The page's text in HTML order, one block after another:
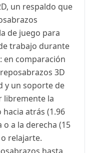
un respaldo que
de juego para
trabajo durante
en comparación
3D
y un soporte de
libremente la
atrás (1.96
a la derecha (15
relajarte.
hasta